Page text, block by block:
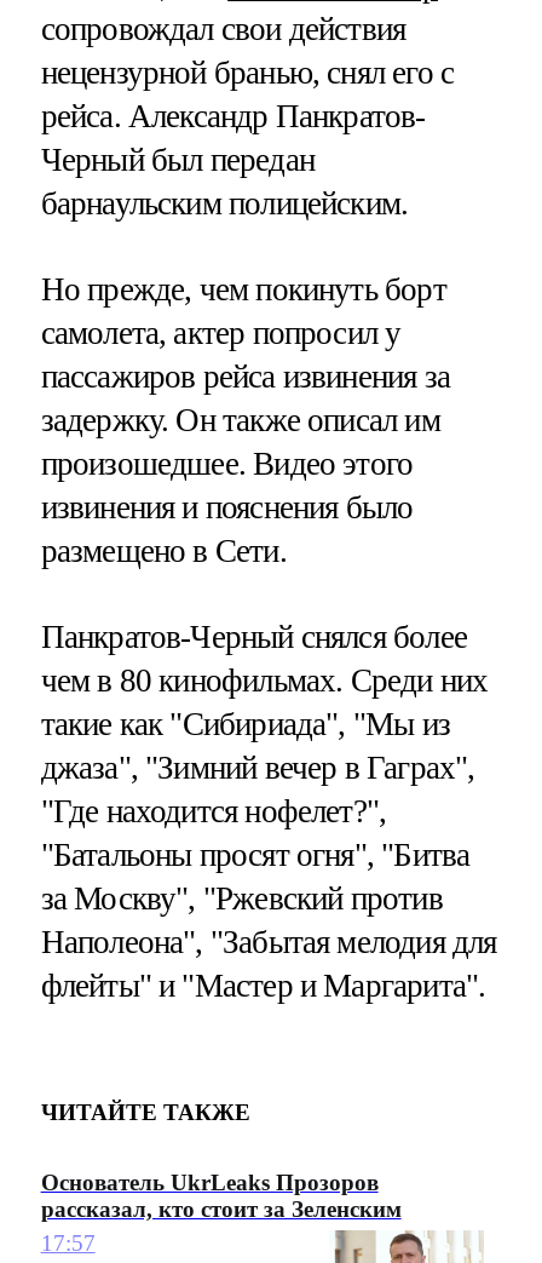
сопровождал свои действия
нецензурной бранью, снял его с
рейса. Александр Панкратов-
Черный был передан
барнаульским полицейским.
Но прежде, чем покинуть борт
самолета, актер попросил у
пассажиров рейса извинения за
задержку. Он также описал им
произошедшее. Видео этого
извинения и пояснения было
размещено в Сети.
Панкратов-Черный снялся более
чем в 80 кинофильмах. Среди них
такие как "Сибириада", "Мы из
джаза", "Зимний вечер в Гаграх",
"Где находится нофелет?",
"Батальоны просят огня", "Битва
за Москву", "Ржевский против
Наполеона", "Забытая мелодия для
флейты" и "Мастер и Маргарита".
ЧИТАЙТЕ ТАКЖЕ
Основатель UkrLeaks Прозоров
рассказал, кто стоит за Зеленским
17:57